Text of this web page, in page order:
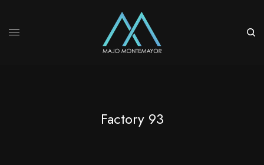
Factory 93